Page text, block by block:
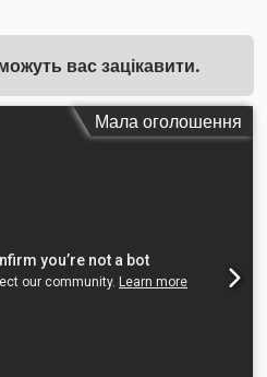
вас зацікавити.
Мала оголошення